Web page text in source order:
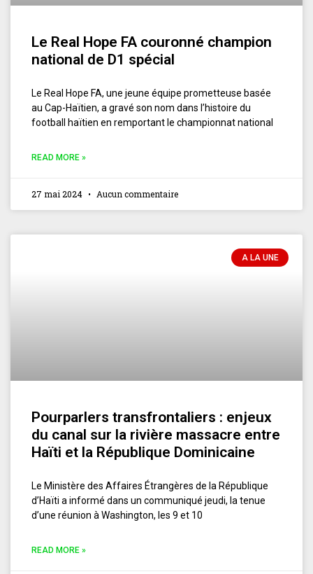
Le Real Hope FA couronné champion
national de D1 spécial
Le Real Hope FA, une jeune équipe prometteuse basée
au Cap-Haïtien, a gravé son nom dans l’histoire du
football haïtien en remportant le championnat national
READ MORE »
27 mai 2024 Aucun commentaire
A LA UNE
Pourparlers transfrontaliers : enjeux
du canal sur la rivière massacre entre
Haïti et la République Dominicaine
Le Ministère des Affaires Étrangères de la République
d’Haïti a informé dans un communiqué jeudi, la tenue
d’une réunion à Washington, les 9 et 10
READ MORE »